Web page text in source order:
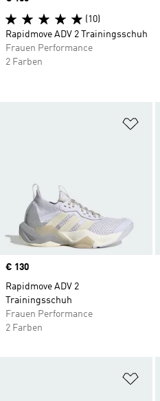
Price
€ 130
Rapidmove ADV 2
Trainingsschuh
Frauen Performance
2 Farben
(10)
Rapidmove ADV 2 Trainingsschuh
Frauen Performance
2 Farben